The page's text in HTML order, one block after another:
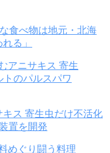
食べ物は地元・北海
る」
ス 寄生虫だけ不活化
置を開発